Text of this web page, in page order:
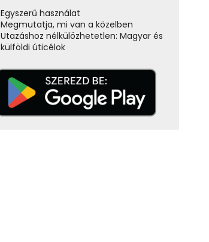
Egyszerű használat
Megmutatja, mi van a közelben
Utazáshoz nélkülözhetetlen: Magyar és
külföldi úticélok